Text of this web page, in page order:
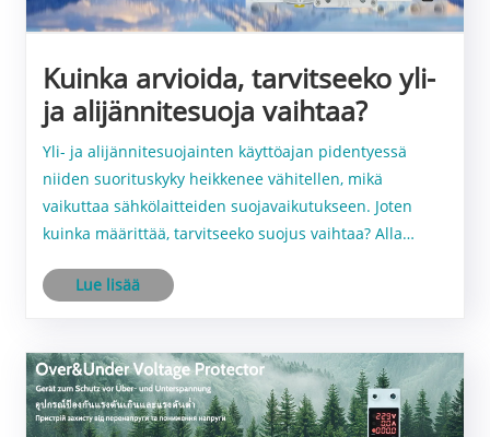
Kuinka arvioida, tarvitseeko yli-
ja alijännitesuoja vaihtaa?
Yli- ja alijännitesuojainten käyttöajan pidentyessä
niiden suorituskyky heikkenee vähitellen, mikä
vaikuttaa sähkölaitteiden suojavaikutukseen. Joten
kuinka määrittää, tarvitseeko suojus vaihtaa? Alla
sinua ymmärtämään merkkejä siitä, että suojus......
Lue lisää